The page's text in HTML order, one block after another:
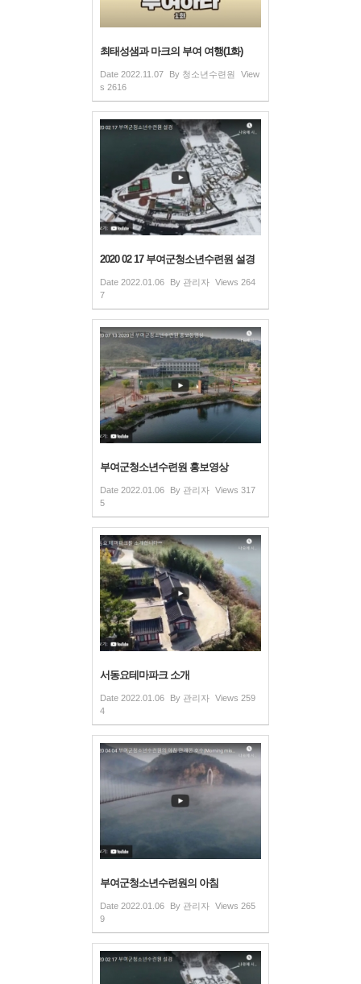
최태성샘과 마크의 부여 여행(1화)
Date 2022.11.07 By 청소년수련원
View
s 2616
2020 02 17 부여군청소년수련원 설경
Date 2022.01.06 By 관리자 Views 264
7
부여군청소년수련원 홍보영상
Date 2022.01.06 By 관리자 Views 317
5
서동요테마파크 소개
Date 2022.01.06 By 관리자 Views 259
4
부여군청소년수련원의 아침
Date 2022.01.06 By 관리자 Views 265
9